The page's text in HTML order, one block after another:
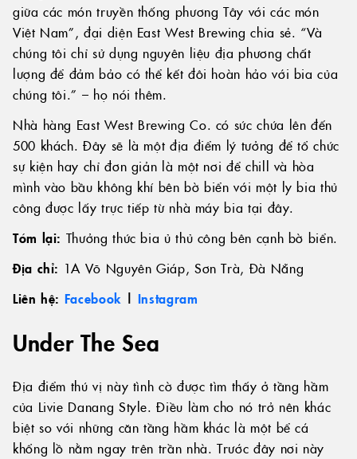
giữa các món truyền thống phương Tây với các món
Việt Nam”, đại diện East West Brewing chia sẻ. “Và
chúng tôi chỉ sử dụng nguyên liệu địa phương chất
lượng để đảm bảo có thể kết đôi hoàn hảo với bia của
chúng tôi.” – họ nói thêm.
Nhà hàng East West Brewing Co. có sức chứa lên đến
500 khách. Đây sẽ là một địa điểm lý tưởng để tổ chức
sự kiện hay chỉ đơn giản là một nơi để chill và hòa
mình vào bầu không khí bên bờ biển với một ly bia thủ
công được lấy trực tiếp từ nhà máy bia tại đây.
Tóm lại: Thưởng thức bia ủ thủ công bên cạnh bờ biển.
Địa chỉ: 1A Võ Nguyên Giáp, Sơn Trà, Đà Nẵng
Liên hệ: Facebook | Instagram
Under The Sea
Địa điểm thú vị này tình cờ được tìm thấy ở tầng hầm
của Livie Danang Style. Điều làm cho nó trở nên khác
biệt so với những căn tầng hầm khác là một bể cá
khổng lồ nằm ngay trên trần nhà. Trước đây nơi này